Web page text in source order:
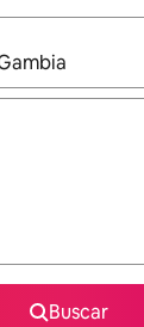
estiverem
Buscar